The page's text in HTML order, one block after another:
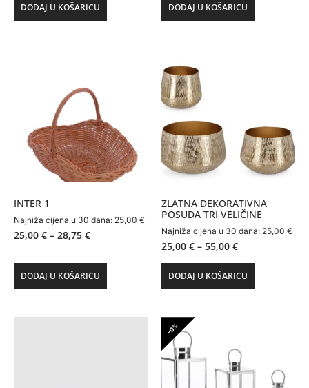
DODAJ U KOŠARICU DODAJ U KOŠARICU
INTER 1
Najniža cijena u 30 dana: 25,00 €
25,00 € – 28,75 €
DODAJ U KOŠARICU
ZLATNA DEKORATIVNA
POSUDA TRI VELIČINE
Najniža cijena u 30 dana: 25,00 €
25,00 € – 55,00 €
DODAJ U KOŠARICU
-0%